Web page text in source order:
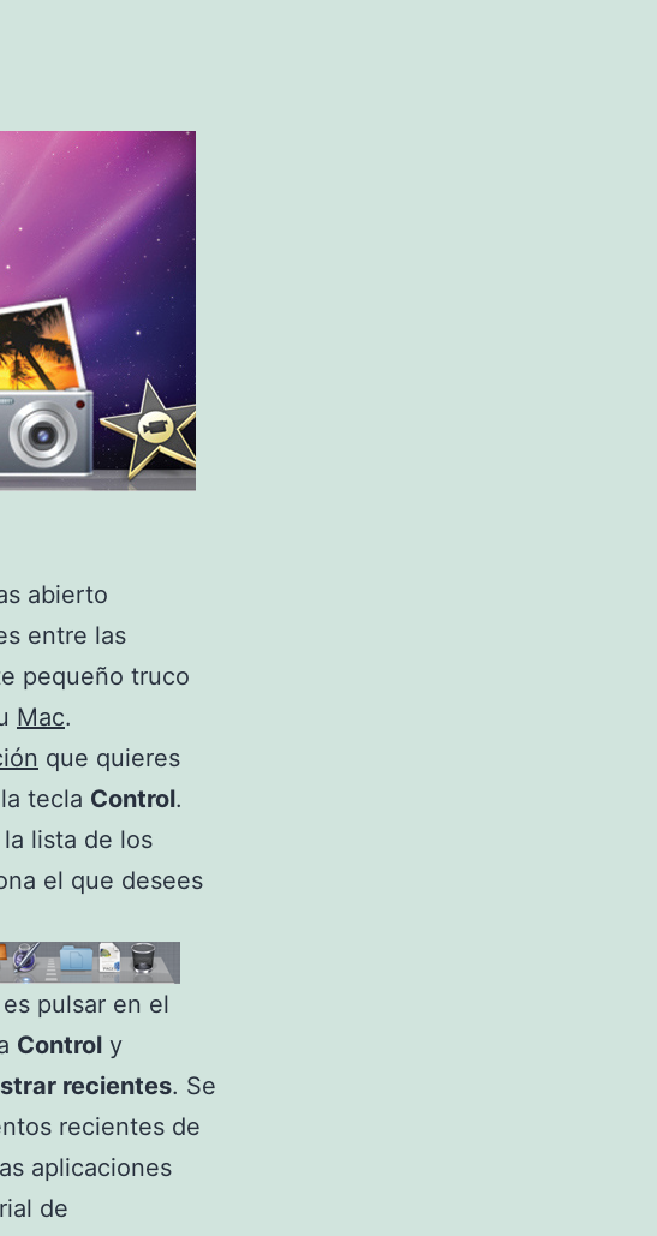
abierto
entre las
pequeño truco
Mac.
que quieres
tecla Control.
lista de los
el que desees
pulsar en el
Control y
recientes. Se
recientes de
aplicaciones
de